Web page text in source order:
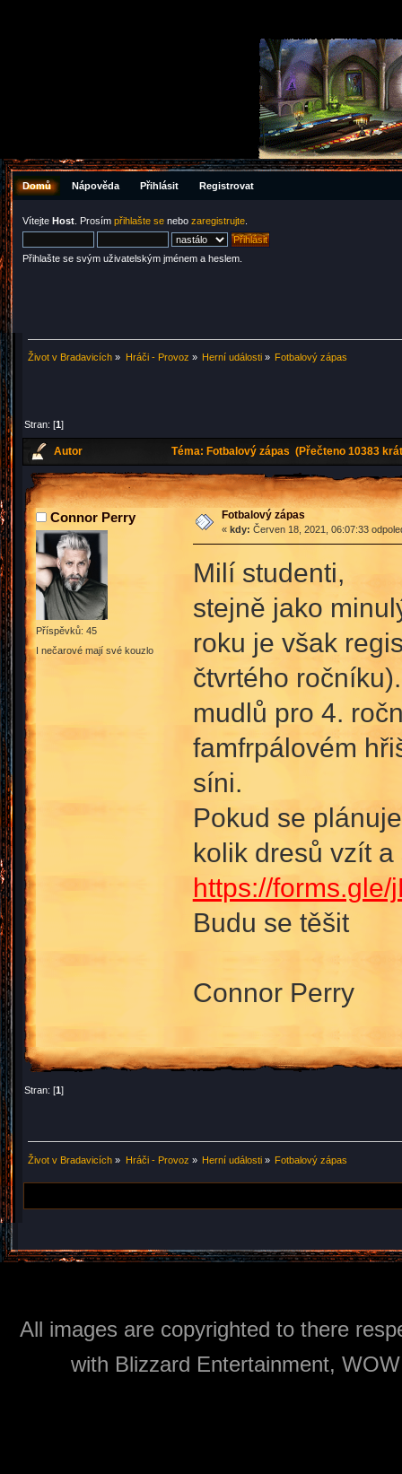
Domů Nápověda Přihlásit Registrovat
Vítejte Host . Prosím přihlašte se nebo zaregistrujte
Přihlašte se svým uživatelským jménem a heslem.
Život v Bradavicích » Hráči - Provoz » Herní události» Fotbalový zápas
Stran: [1]
Autor Téma: Fotbalový zápas (Přečteno 10383
Connor Perry
Příspěvků: 45
I nečarové mají své kouzlo
Fotbalový zápas
« kdy: Červen 18, 2021, 06:07:33
Milí studenti,
stejně jako
roku je však
čtvrtého
mudlů pro 4.
famfrpálovém
síni.
Pokud se
kolik dresů vzít
https://
Budu se těšit
Connor Perry
Stran: [1]
Život v Bradavicích » Hráči - Provoz » Herní události» Fotbalový zápas
All images are copyrighted to there
with Blizzard Entertainment,